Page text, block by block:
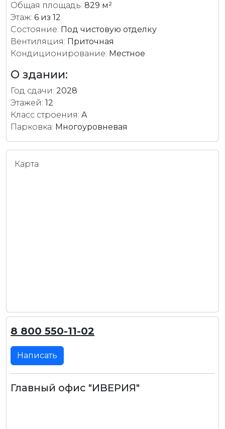
Общая площадь: 829 м²
Этаж: 6 из 12
Состояние: Под чистовую отделку
Вентиляция: Приточная
Кондиционирование: Местное
О здании:
Год сдачи: 2028
Этажей: 12
Класс строения: A
Парковка: Многоуровневая
Карта
8 800 550-11-02
Написать
Главный офис "ИВЕРИЯ"